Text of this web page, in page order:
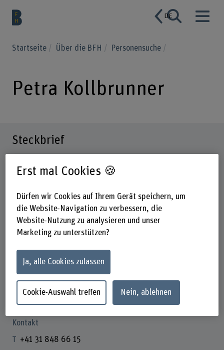
DE
Startseite Über die BFH Personensuche
Petra Kollbrunner
Steckbrief
Kommunikationsspezialistin
Kontakt
+41 31 848 66 15
Erst mal Cookies 🍪
Dürfen wir Cookies auf Ihrem Gerät speichern, um
die Website-Navigation zu verbessern, die
Website-Nutzung zu analysieren und unser
Marketing zu unterstützen?
Ja, alle Cookies zulassen
Cookie-Auswahl treffen Nein, ablehnen